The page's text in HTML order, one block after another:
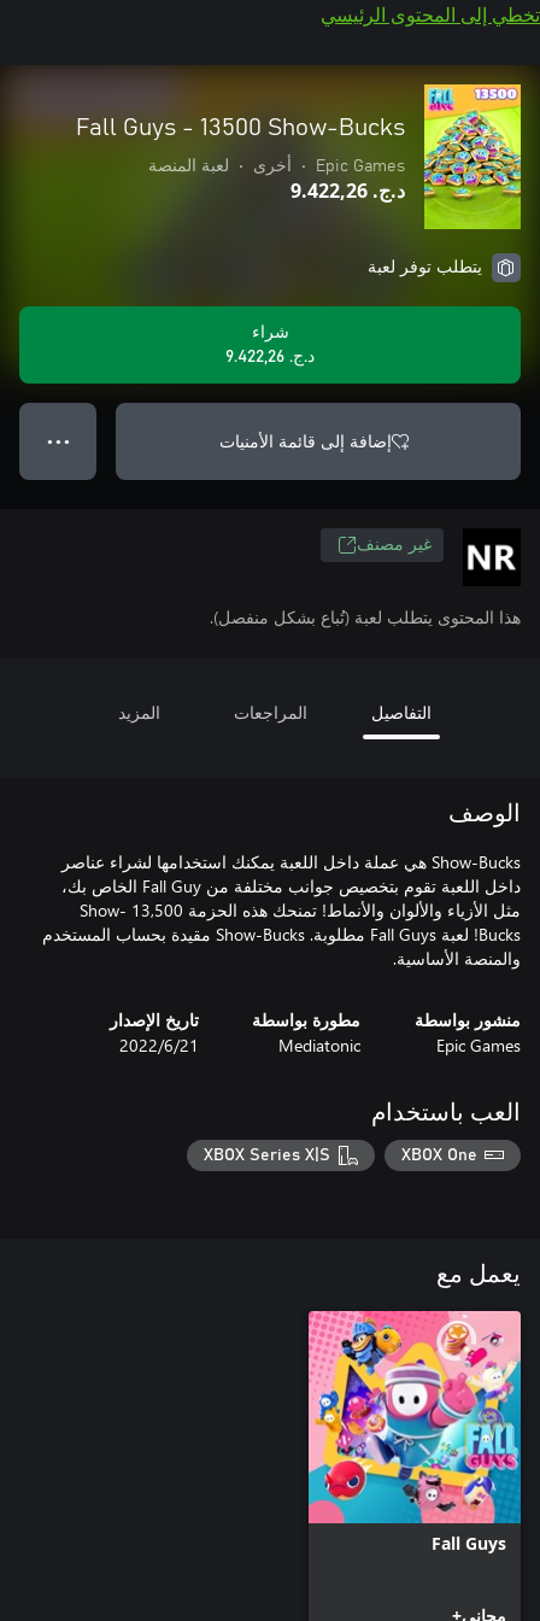
تخطي إلى المحتوى الرئيسي
Fall Guys - 13500 Show-Bucks
Epic Games
• أخرى • لعبة المنصة
د.ج.‏ 9.422,26
يتطلب توفر لعبة
شراء
د.ج.‏ 9.422,26
إضافة إلى قائمة الأمنيات ● ● ●
غير مصنف
هذا المحتوى يتطلب لعبة (تُباع بشكل منفصل).
التفاصيل المراجعات المزيد
الوصف
Show-Bucks هي عملة داخل اللعبة يمكنك استخدامها لشراء عناصر
داخل اللعبة تقوم بتخصيص جوانب مختلفة من Fall Guy الخاص بك،
مثل الأزياء والألوان والأنماط! تمنحك هذه الحزمة 13,500 Show-
Bucks! لعبة Fall Guys مطلوبة. Show-Bucks مقيدة بحساب المستخدم
والمنصة الأساسية.
منشور بواسطة
Epic Games
مطورة بواسطة
Mediatonic
تاريخ الإصدار
21‏/6‏/2022
العب باستخدام
XBOX One
XBOX Series X|S
يعمل مع
Fall Guys
مجاني+